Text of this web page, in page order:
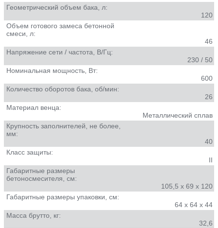
Геометрический объем бака, л:
120
Объем готового замеса бетонной
смеси, л:
46
Напряжение сети / частота, В/Гц:
230 / 50
Номинальная мощность, Вт:
600
Количество оборотов бака, об/мин:
26
Материал венца:
Металлический сплав
Крупность заполнителей, не более,
мм:
40
Класс защиты:
II
Габаритные размеры
бетоносмесителя, см:
105,5 х 69 х 120
Габаритные размеры упаковки, см:
64 х 64 х 44
Масса брутто, кг:
32,6